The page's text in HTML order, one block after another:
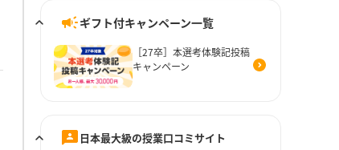
ギフト付キャンペーン一覧
［27卒］本選考体験記投稿
キャンペーン
日本最大級の授業口コミサイト